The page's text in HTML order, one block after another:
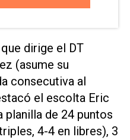
que dirige el DT
(asume su
consecutiva al
el escolta Eric
planilla de 24 puntos
4-4 en libres), 3